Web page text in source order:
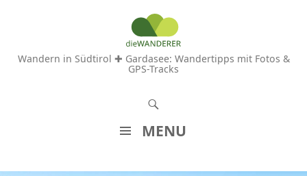
Wandern in Südtirol ✚ Gardasee: Wandertipps mit Fotos &
GPS-Tracks
MENU